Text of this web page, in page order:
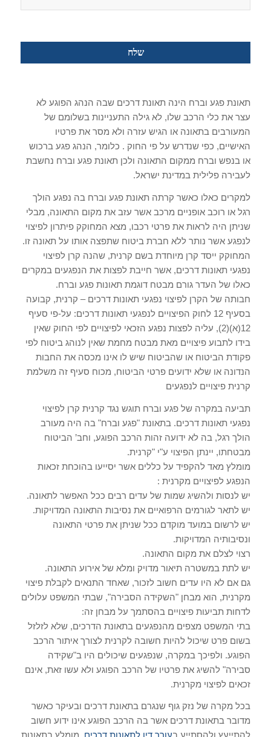
תאונת פגע וברח הינה תאונת דרכים שבה הנהג הפוגע לא
עצר את כלי הרכב שלו, לא גילה התעניינות בשלומם של
המעורבים בתאונה או הגיש עזרה ולא מסר את פרטיו
האישיים, כפי שנדרש על פי החוק . כלומר, הנהג פגע ברכוש
או בנפש וברח ממקום התאונה ולכן תאונת פגע וברח נחשבת
לעבירה פלילית במדינת ישראל.
למקרים כאלו כאשר קרתה תאונת פגע וברח בה נפגע הולך
רגל או רוכב אופניים מרכב אשר עזב את מקום התאונה, מבלי
שניתן היה לראות את פרטי רכבו, מצא המחוקק פיתרון לפיצוי
לנפגע אשר נותר ללא חברת ביטוח שתפצה אותו על תאונה זו.
המחוקק ייסד קרן מיוחדת בשם קרנית, שהנה קרן לפיצוי
נפגעי תאונות דרכים, אשר חייבת לפצות את הנפגעים במקרים
כאלו של העדר גורם מבטח דוגמת תאונות פגע וברח.
חבותה של הקרן לפיצוי נפגעי תאונות דרכים – קרנית, קבועה
בסעיף 12 לחוק הפיצויים לנפגעי תאונות דרכים: על-פי סעיף
12(א)(2), עליה לפצות נפגע הזכאי לפיצויים לפי החוק שאין
בידו לתבוע פיצויים מאת מבטח מחמת שאין לנוהג ביטוח לפי
פקודת הביטוח או שהביטוח שיש לו אינו מכסה את החבות
הנדונה או שלא ידועים פרטי הביטוח, מכוח סעיף זה משלמת
קרנית פיצויים לנפגעים
תביעה במקרה של פגע וברח תוגש נגד קרנית קרן לפיצוי
נפגעי תאונות דרכים. בתאונת "פגע וברח" בה היה מעורב
הולך רגל, בה לא ידועה זהות הרכב הפוגע, וחב’ הביטוח
מבטחתו, יינתן הפיצוי ע"י "קרנית.
מומלץ מאד להקפיד על כללים אשר יסייעו בהוכחת זכאות
הנפגע לפיצויים מקרנית :
יש לנסות ולהשיג שמות של עדים רבים ככל האפשר לתאונה.
יש לתאר לגורמים הרפואיים את נסיבות התאונה המדויקות.
יש לרשום במועד מוקדם ככל שניתן את פרטי התאונה
ונסיבותיה המדויקות.
רצוי לצלם את מקום התאונה.
יש לתת במשטרה תיאור מדויק ומלא של אירוע התאונה.
גם אם לא היו עדים חשוב לזכור, שאחד התנאים לקבלת פיצוי
מקרנית, הוא מבחן "השקידה הסבירה", שבתי המשפט עלולים
לדחות תביעות פיצויים בהסתמך על מבחן זה:
בתי המשפט מצפים מהנפגעים בתאונת הדרכים, שלא לזלזל
בשום פרט שיכול להיות חשובה לקרנית לצורך איתור הרכב
הפוגע. ולפיכך במקרה, שנפגעים שיכולים היו ב"שקידה
סבירה" להשיג את פרטיו של הרכב הפוגע ולא עשו זאת, אינם
זכאים לפיצוי מקרנית.
בכל מקרה של נזק גוף שנגרם בתאונת דרכים ובעיקר כאשר
מדובר בתאונת דרכים אשר בה הרכב הפוגע אינו ידוע חשוב